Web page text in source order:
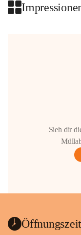
Sieh dir